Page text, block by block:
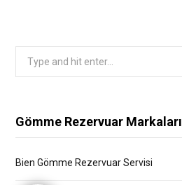
Gömme Rezervuar Markaları
Bien Gömme Rezervuar Servisi